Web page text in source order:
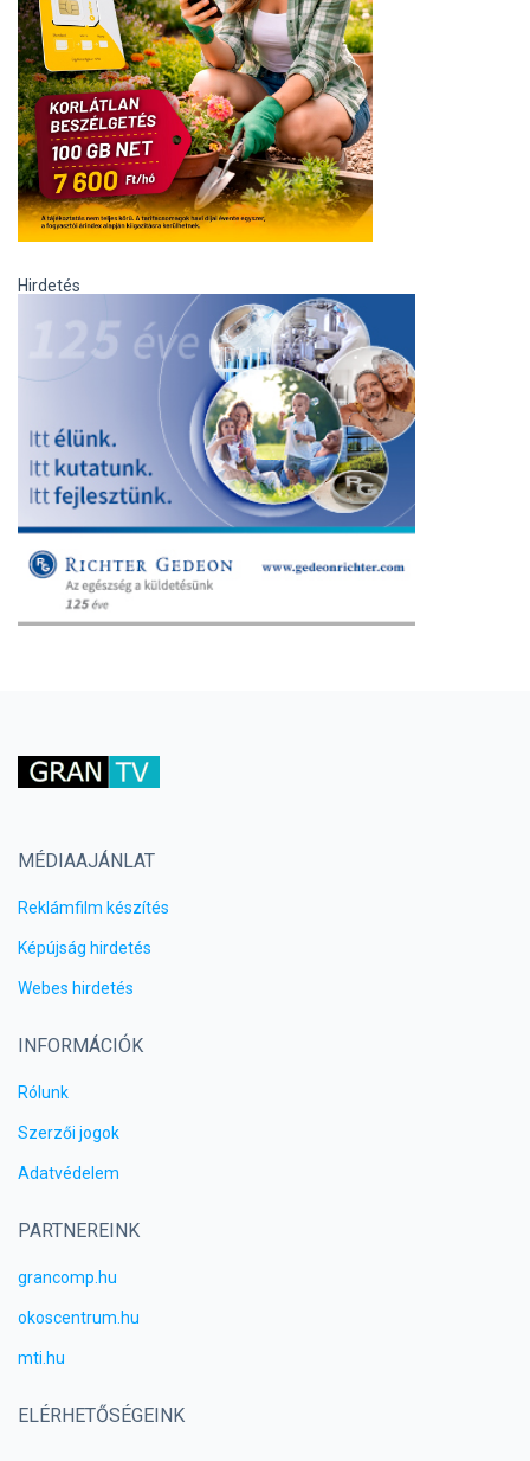
Hirdetés
MÉDIAAJÁNLAT
Reklámfilm készítés
Képújság hirdetés
Webes hirdetés
INFORMÁCIÓK
Rólunk
Szerzői jogok
Adatvédelem
PARTNEREINK
grancomp.hu
okoscentrum.hu
mti.hu
ELÉRHETŐSÉGEINK